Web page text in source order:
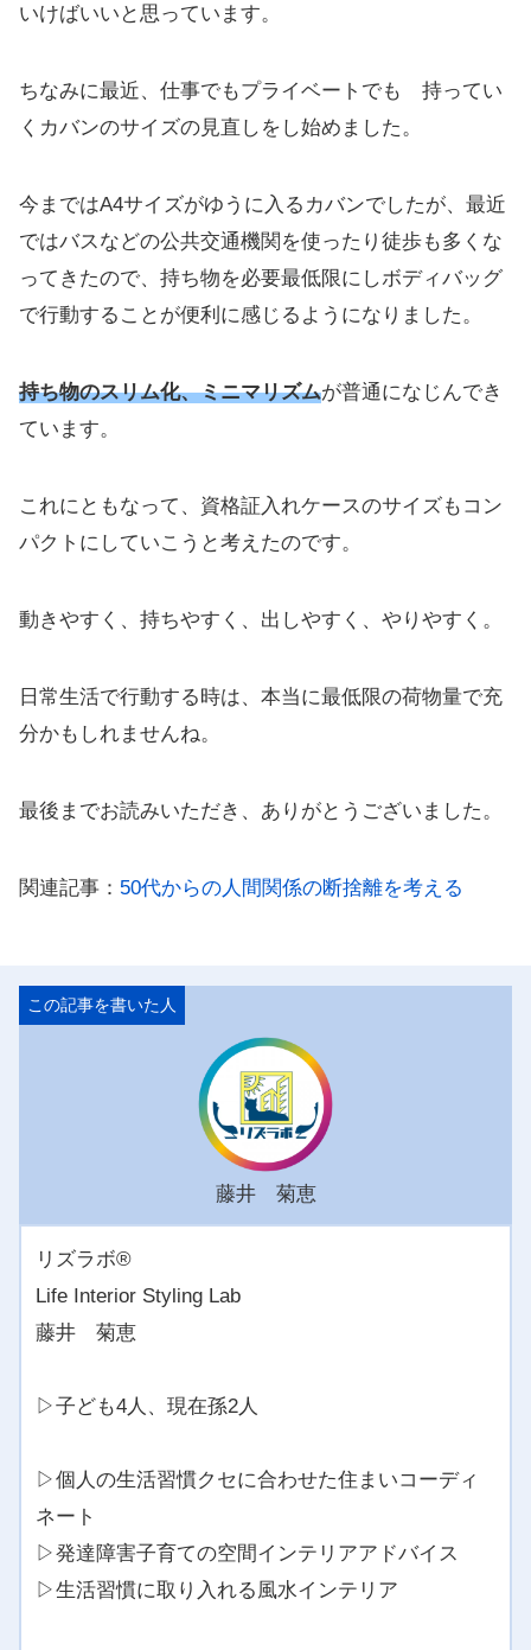
いけばいいと思っています。
ちなみに最近、仕事でもプライベートでも 持ってい
くカバンのサイズの見直しをし始めました。
今まではA4サイズがゆうに入るカバンでしたが、最近
ではバスなどの公共交通機関を使ったり徒歩も多くな
ってきたので、持ち物を必要最低限にしボディバッグ
で行動することが便利に感じるようになりました。
持ち物のスリム化、ミニマリズムが普通になじんでき
ています。
これにともなって、資格証入れケースのサイズもコン
パクトにしていこうと考えたのです。
動きやすく、持ちやすく、出しやすく、やりやすく。
日常生活で行動する時は、本当に最低限の荷物量で充
分かもしれませんね。
最後までお読みいただき、ありがとうございました。
関連記事： 50代からの人間関係の断捨離を考える
藤井 菊恵
リズラボ®️
Life Interior Styling Lab
藤井 菊恵
▷子ども4人、現在孫2人
▷個人の生活習慣クセに合わせた住まいコーディ
ネート
▷発達障害子育ての空間インテリアアドバイス
▷生活習慣に取り入れる風水インテリア